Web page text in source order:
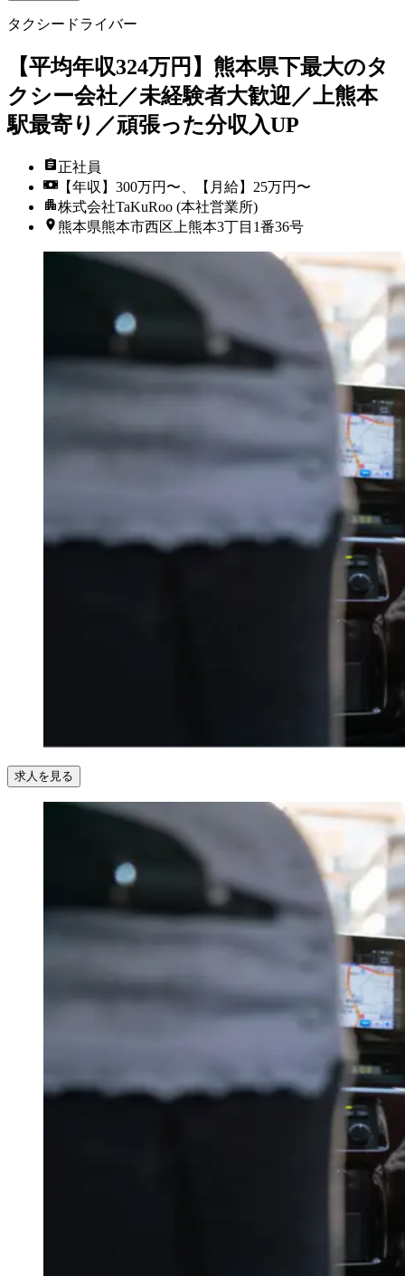
タクシードライバー
【平均年収324万円】熊本県下最大のタ
クシー会社／未経験者大歓迎／上熊本
駅最寄り／頑張った分収入UP
正社員
【年収】300万円〜、【月給】25万円〜
株式会社TaKuRoo (本社営業所)
熊本県熊本市西区上熊本3丁目1番36号
求人を見る